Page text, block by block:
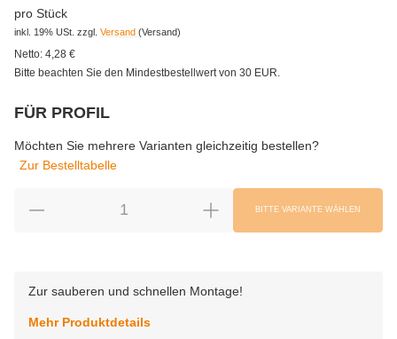
pro Stück
inkl. 19% USt. zzgl. Versand (Versand)
Netto: 4,28 €
Bitte beachten Sie den Mindestbestellwert von 30 EUR.
FÜR PROFIL
Möchten Sie mehrere Varianten gleichzeitig bestellen?
Zur Bestelltabelle
BITTE VARIANTE WÄHLEN
Zur sauberen und schnellen Montage!
Mehr Produktdetails